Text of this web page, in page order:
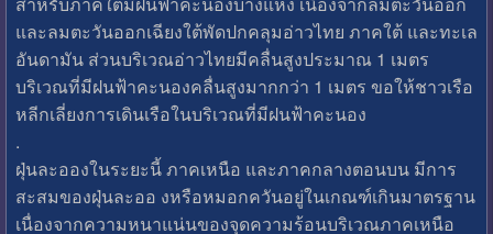
และลมตะวันออกเฉียงใต้พัดปกคลุมอ่าวไทย ภาคใต้ และทะเล
อันดามัน ส่วนบริเวณอ่าวไทยมีคลื่นสูงประมาณ 1 เมตร
บริเวณที่มีฝนฟ้าคะนองคลื่นสูงมากกว่า 1 เมตร ขอให้ชาวเรือ
หลีกเลี่ยงการเดินเรือในบริเวณที่มีฝนฟ้าคะนอง
.
ฝุ่นละอองในระยะนี้ ภาคเหนือ และภาคกลางตอนบน มีการ
สะสมของฝุ่นละออ งหรือหมอกควันอยู่ในเกณฑ์เกินมาตรฐาน
เนื่องจากความหนาแน่นของจุดความร้อนบริเวณภาคเหนือ